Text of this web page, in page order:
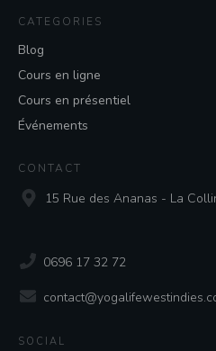
CATEGORIES
Blog
Cours en ligne
Cours en présentiel
Événements
CONTACT
15 Rue des Ananas - La
0696 17 32 72
SOCIAL